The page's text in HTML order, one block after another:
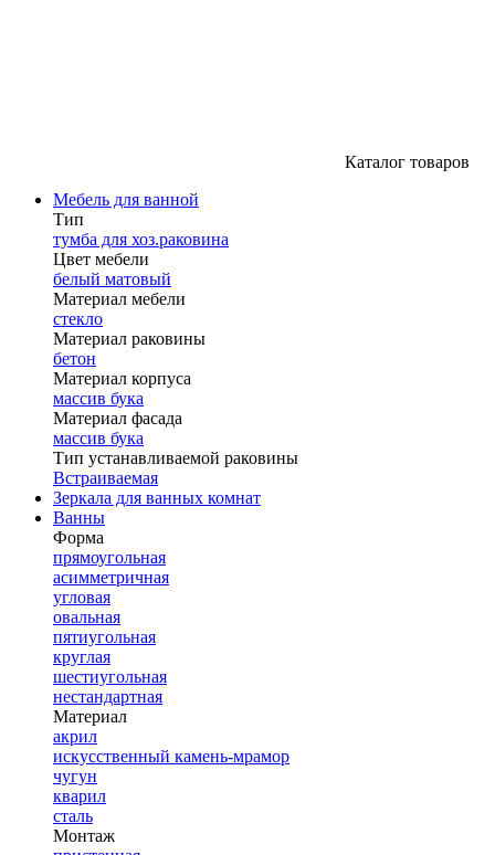
Каталог товаров
Мебель для ванной
Тип
тумба для хоз.раковина
Цвет мебели
белый матовый
Материал мебели
стекло
Материал раковины
бетон
Материал корпуса
массив бука
Материал фасада
массив бука
Тип устанавливаемой раковины
Встраиваемая
Зеркала для ванных комнат
Ванны
Форма
прямоугольная
асимметричная
угловая
овальная
пятиугольная
круглая
шестиугольная
нестандартная
Материал
акрил
искусственный камень-мрамор
чугун
кварил
сталь
Монтаж